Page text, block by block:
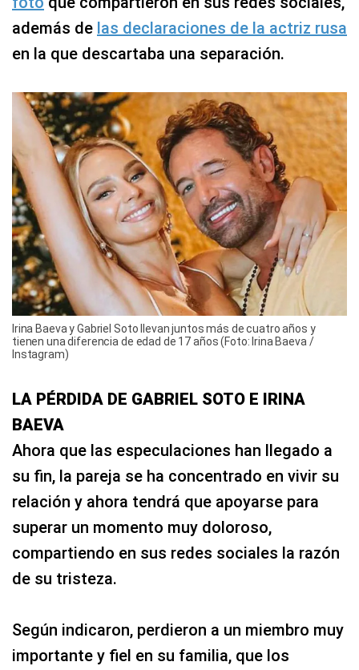
además de las declaraciones de la actriz rusa
en la que descartaba una separación.
Irina Baeva y Gabriel Soto llevan juntos más de cuatro años y
tienen una diferencia de edad de 17 años (Foto: Irina Baeva /
Instagram)
LA PÉRDIDA DE GABRIEL SOTO E IRINA
BAEVA
Ahora que las especulaciones han llegado a
su fin, la pareja se ha concentrado en vivir su
relación y ahora tendrá que apoyarse para
superar un momento muy doloroso,
compartiendo en sus redes sociales la razón
de su tristeza.
Según indicaron, perdieron a un miembro muy
importante y fiel en su familia, que los